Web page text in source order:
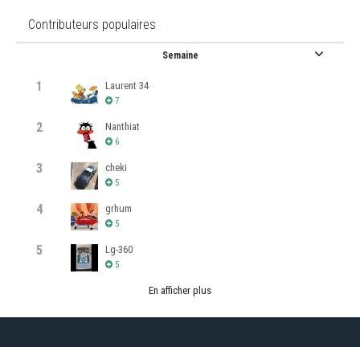
Contributeurs populaires
Semaine
1 Laurent 34
7
2 Nanthiat
6
3 cheki
5
4 grhum
5
5 Lg-360
5
En afficher plus